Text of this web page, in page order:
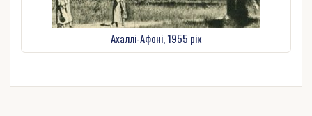
Ахаллі-Афоні, 1955 рік